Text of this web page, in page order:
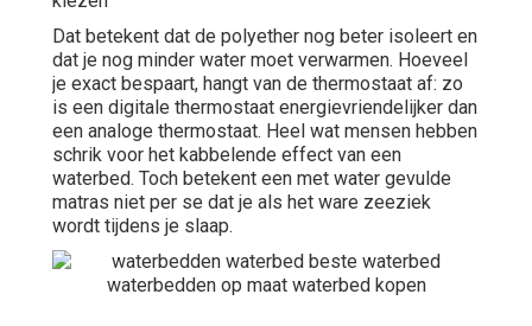
Dat betekent dat de polyether nog beter isoleert en
dat je nog minder water moet verwarmen. Hoeveel
je exact bespaart, hangt van de thermostaat af: zo
is een digitale thermostaat energievriendelijker dan
een analoge thermostaat. Heel wat mensen hebben
schrik voor het kabbelende effect van een
waterbed. Toch betekent een met water gevulde
matras niet per se dat je als het ware zeeziek
wordt tijdens je slaap.